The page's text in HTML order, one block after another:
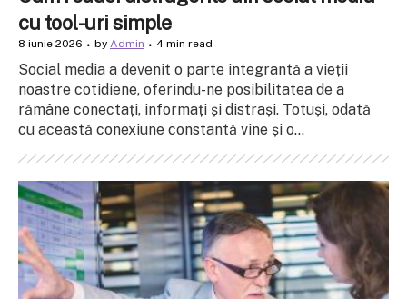
cu tool-uri simple
8 iunie 2026 by Admin 4 min read
Social media a devenit o parte integrantă a vieții
noastre cotidiene, oferindu-ne posibilitatea de a
rămâne conectați, informați și distrași. Totuși, odată
cu această conexiune constantă vine și o...